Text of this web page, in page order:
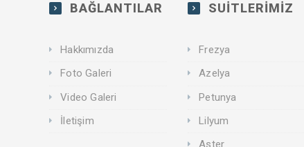
BAĞLANTILAR
Hakkımızda
Foto Galeri
Video Galeri
İletişim
SUİTLERİMİZ
Frezya
Azelya
Petunya
Lilyum
Aster